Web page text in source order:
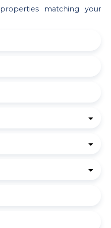
matching your